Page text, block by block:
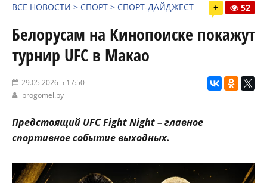
ВСЕ НОВОСТИ > СПОРТ > СПОРТ-ДАЙДЖЕСТ + 52
Белорусам на Кинопоиске покажут
турнир UFC в Макао
29.05.2026 в 17:50
progomel.by
Предстоящий UFC Fight Night – главное
спортивное событие выходных.